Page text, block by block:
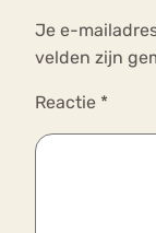
Je e-
velden zijn
Reactie *